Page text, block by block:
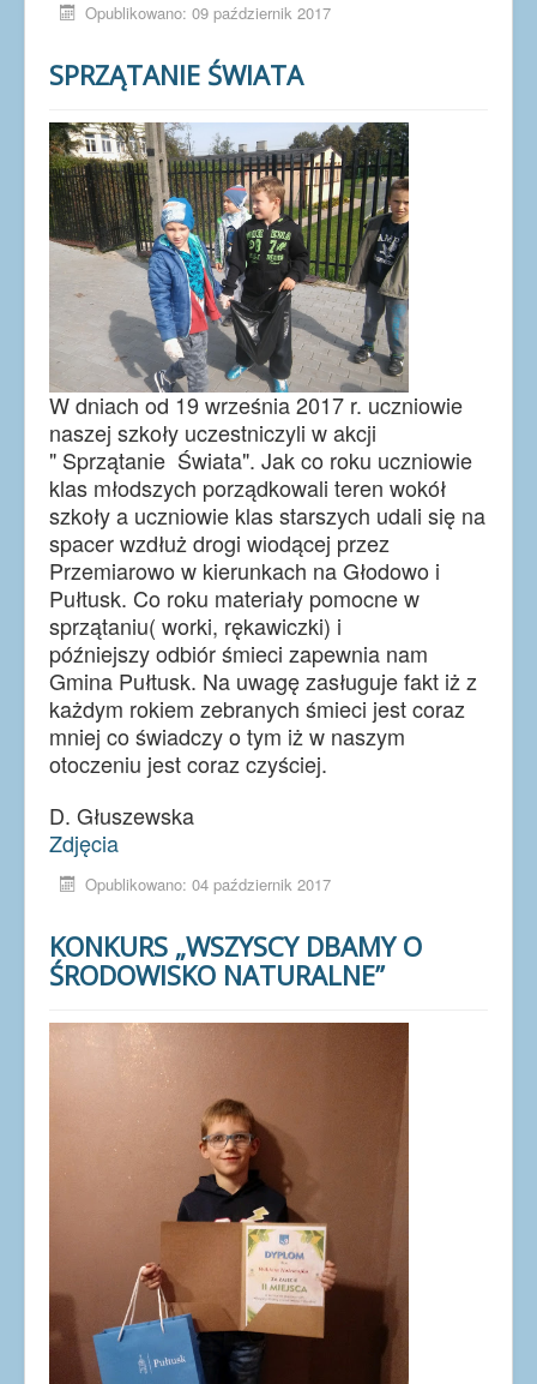
Opublikowano: 09 październik 2017
SPRZĄTANIE ŚWIATA
W dniach od 19 września 2017 r. uczniowie
naszej szkoły uczestniczyli w akcji
" Sprzątanie Świata". Jak co roku uczniowie
klas młodszych porządkowali teren wokół
szkoły a uczniowie klas starszych udali się na
spacer wzdłuż drogi wiodącej przez
Przemiarowo w kierunkach na Głodowo i
Pułtusk. Co roku materiały pomocne w
sprzątaniu( worki, rękawiczki) i
późniejszy odbiór śmieci zapewnia nam
Gmina Pułtusk. Na uwagę zasługuje fakt iż z
każdym rokiem zebranych śmieci jest coraz
mniej co świadczy o tym iż w naszym
otoczeniu jest coraz czyściej.
D. Głuszewska
Zdjęcia
Opublikowano: 04 październik 2017
KONKURS „WSZYSCY DBAMY O
ŚRODOWISKO NATURALNE”